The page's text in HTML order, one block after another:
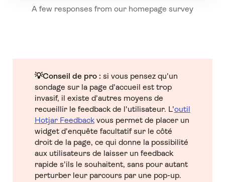
A few responses from our homepage survey
💡Conseil de pro : si vous pensez qu'un
sondage sur la page d'accueil est trop
invasif, il existe d'autres moyens de
recueillir le feedback de l'utilisateur. L'outil
Hotjar Feedbackvous permet de placer un
widget d'enquête facultatif sur le côté
droit de la page, ce qui donne la possibilité
aux utilisateurs de laisser un feedback
rapide s'ils le souhaitent, sans pour autant
perturber leur parcours par une pop-up.